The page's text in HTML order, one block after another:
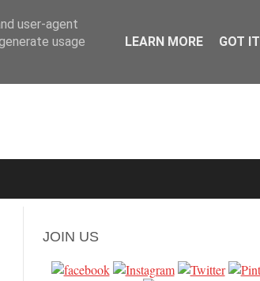
JOIN US
user-agent
usage
LEARN MORE GOT IT